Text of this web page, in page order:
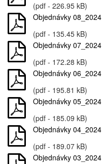
(pdf - 226.95 kB)
Objednávky 08_2024
(pdf - 135.45 kB)
Objednávky 07_2024
(pdf - 172.28 kB)
Objednávky 06_2024
(pdf - 195.81 kB)
Objednávky 05_2024
(pdf - 185.09 kB)
Objednávky 04_2024
(pdf - 189.07 kB)
Objednávky 03_2024